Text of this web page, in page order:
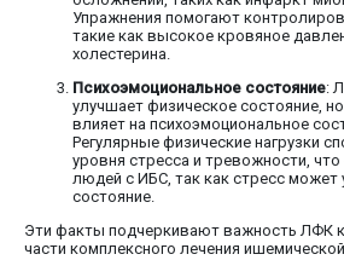
Упражнения помогают
такие как высокое кровяное
холестерина.
Психоэмоциональное состояние:
улучшает физическое состояние,
влияет на психоэмоциональное
Регулярные физические нагрузки
уровня стресса и тревожности,
людей с ИБС, так как стресс может
состояние.
Эти факты подчеркивают важность ЛФК
части комплексного лечения